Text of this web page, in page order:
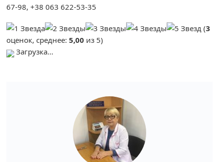
67-98, +38 063 622-53-35
(3
оценок, среднее:5,00 из 5)
Загрузка...